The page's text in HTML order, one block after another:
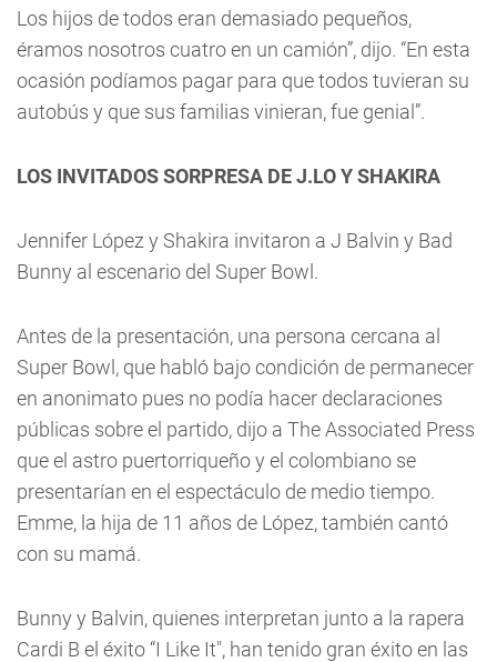
Los hijos de todos eran demasiado pequeños,
éramos nosotros cuatro en un camión”, dijo. “En esta
ocasión podíamos pagar para que todos tuvieran su
autobús y que sus familias vinieran, fue genial”.
LOS INVITADOS SORPRESA DE J.LO Y SHAKIRA
Jennifer López y Shakira invitaron a J Balvin y Bad
Bunny al escenario del Super Bowl.
Antes de la presentación, una persona cercana al
Super Bowl, que habló bajo condición de permanecer
en anonimato pues no podía hacer declaraciones
públicas sobre el partido, dijo a The Associated Press
que el astro puertorriqueño y el colombiano se
presentarían en el espectáculo de medio tiempo.
Emme, la hija de 11 años de López, también cantó
con su mamá.
Bunny y Balvin, quienes interpretan junto a la rapera
Cardi B el éxito “I Like It", han tenido gran éxito en las